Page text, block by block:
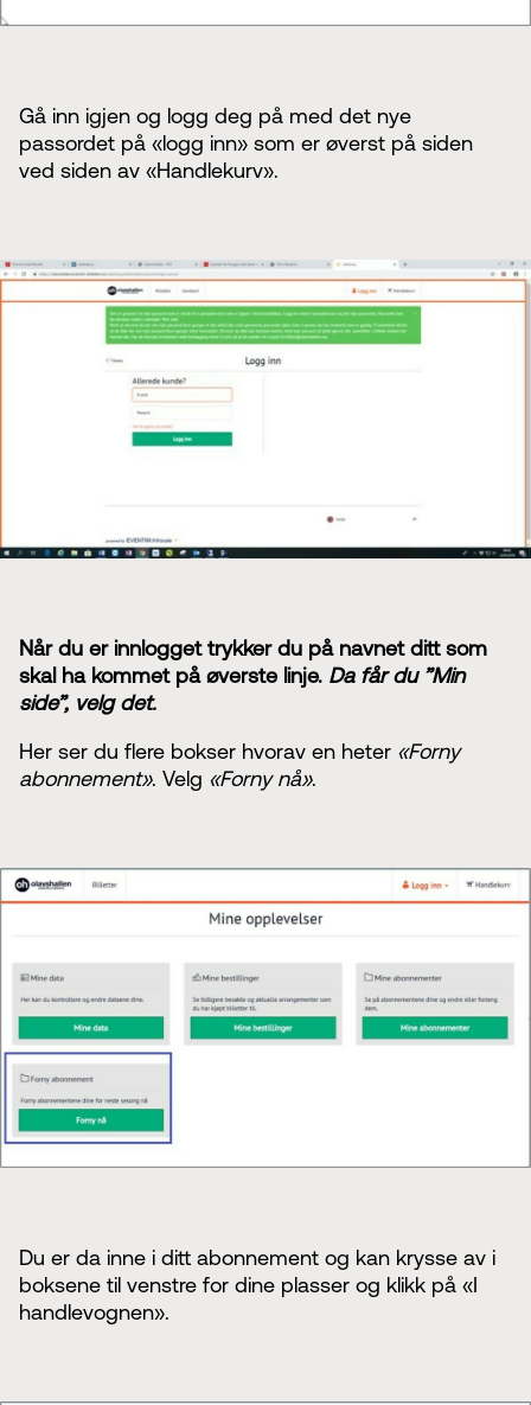
Gå inn igjen og logg deg på med det nye
passordet på «logg inn» som er øverst på siden
ved siden av «Handlekurv».
Når du er innlogget trykker du på navnet ditt som
skal ha kommet på øverste linje. Da får du ”Min
side”, velg det.
Her ser du flere bokser hvorav en heter «Forny
abonnement». Velg «Forny nå».
Du er da inne i ditt abonnement og kan krysse av i
boksene til venstre for dine plasser og klikk på «I
handlevognen».